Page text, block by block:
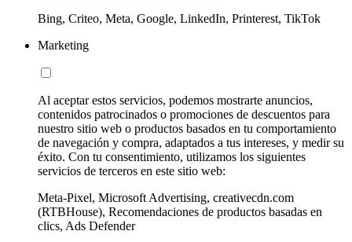
Bing, Criteo, Meta, Google, LinkedIn, Printerest, TikTok
Marketing
Al aceptar estos servicios, podemos mostrarte anuncios,
contenidos patrocinados o promociones de descuentos para
nuestro sitio web o productos basados en tu comportamiento
de navegación y compra, adaptados a tus intereses, y medir su
éxito. Con tu consentimiento, utilizamos los siguientes
servicios de terceros en este sitio web:
Meta-Pixel, Microsoft Advertising, creativecdn.com
(RTBHouse), Recomendaciones de productos basadas en
clics, Ads Defender